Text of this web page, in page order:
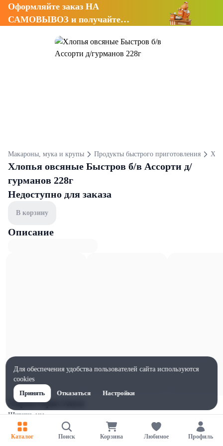
Оформляйте заказ НА
САМОВЫВОЗ и получайте
Макароны, мука и крупы Продукты быстрого приготовления
Хлопья овсяные Быстров б/в Ассорти д/
гурманов 228г
Недоступно для заказа
В корзину
Описание
Характеристики
Ширина, мм
124
Высота, мм
Каталог Поиск Корзина Любимое Профиль
Для обеспечения удобства пользователей сайта используются
cookies
Принять
Отказаться Настройки